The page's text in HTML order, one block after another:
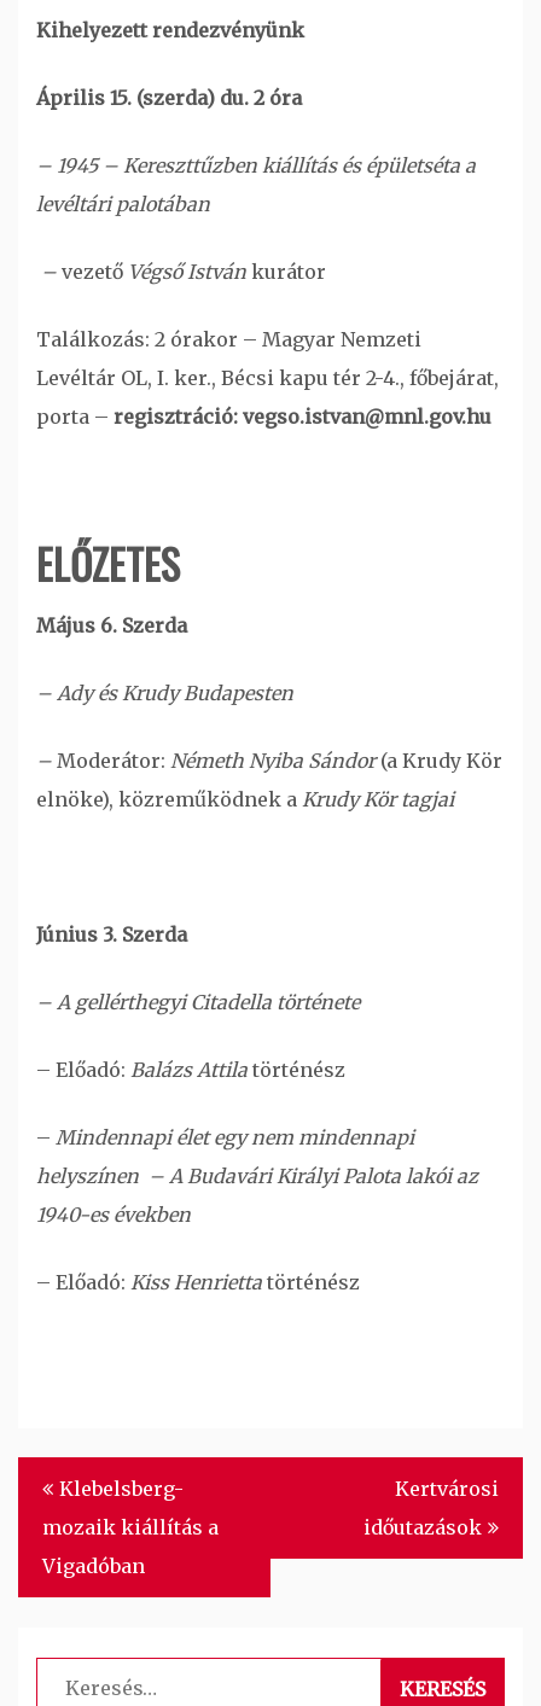
Kihelyezett rendezvényünk
Április 15. (szerda) du. 2 óra
– 1945 – Kereszttűzben kiállítás és épületséta a
levéltári palotában
– vezető Végső István kurátor
Találkozás: 2 órakor – Magyar Nemzeti
Levéltár OL, I. ker., Bécsi kapu tér 2-4., főbejárat,
porta – regisztráció: vegso.istvan@mnl.gov.hu
ELŐZETES
Május 6. Szerda
– Ady és Krudy Budapesten
– Moderátor: Németh Nyiba Sándor(a Krudy Kör
elnöke), közreműködnek a Krudy Kör tagjai
Június 3. Szerda
– A gellérthegyi Citadella története
– Előadó: Balázs Attila történész
– Mindennapi élet egy nem mindennapi
helyszínen – A Budavári Királyi Palota lakói az
1940-es években
– Előadó: Kiss Henrietta történész
Bejegyzés
navigáció
Klebelsberg-
mozaik kiállítás a
Vigadóban
Kertvárosi
időutazások
Keresés: